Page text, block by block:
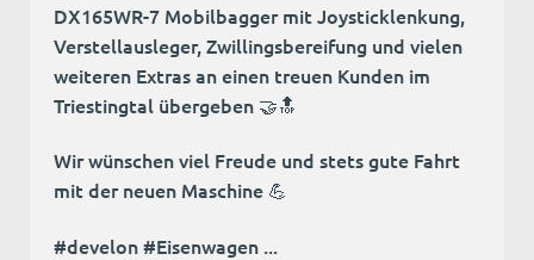
DX165WR-7 Mobilbagger mit Joysticklenkung,
Verstellausleger, Zwillingsbereifung und vielen
weiteren Extras an einen treuen Kunden im
Triestingtal übergeben 🤝🔝
Wir wünschen viel Freude und stets gute Fahrt
mit der neuen Maschine 💪
#develon #Eisenwagen ...